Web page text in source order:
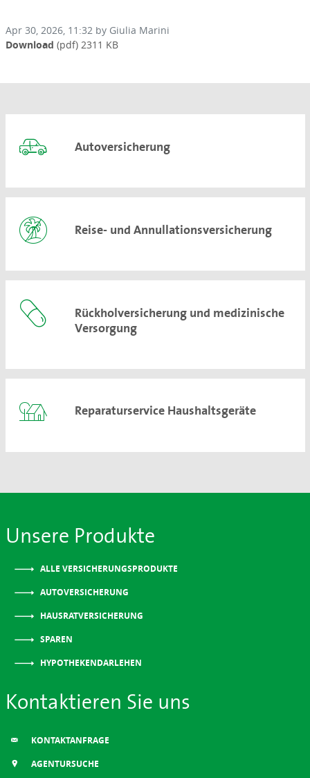
Apr 30, 2026, 11:32 by Giulia Marini
Download (pdf) 2311 KB
Autoversicherung
Reise- und Annullationsversicherung
Rückholversicherung und medizinische
Versorgung
Reparaturservice Haushaltsgeräte
Unsere Produkte
ALLE VERSICHERUNGSPRODUKTE
AUTOVERSICHERUNG
HAUSRATVERSICHERUNG
SPAREN
HYPOTHEKENDARLEHEN
Kontaktieren Sie uns
KONTAKTANFRAGE
AGENTURSUCHE